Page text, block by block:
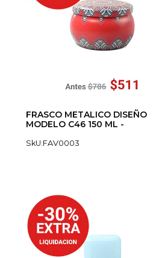
FRASCO METALICO DISEÑO
MODELO C46 150 ML -
SkU:FAV0003